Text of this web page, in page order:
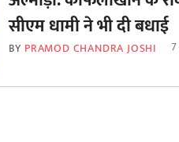
सीएम धामी ने भी दी बधाई
BY PRAMOD CHANDRA JOSHI